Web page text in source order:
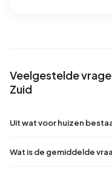
Veelgestelde
Zuid
Uit wat voor huizen
Wat is de gemiddelde